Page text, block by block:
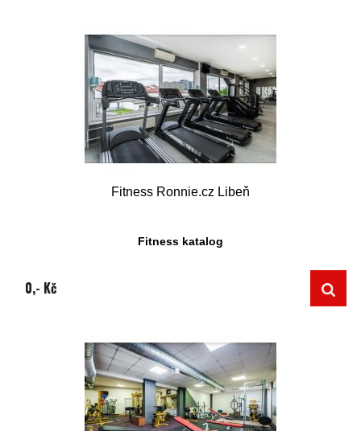
Fitness Ronnie.cz Libeň
Fitness katalog
0,- Kč